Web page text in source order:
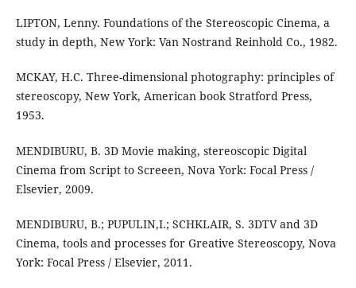
LIPTON, Lenny. Foundations of the Stereoscopic Cinema, a
study in depth, New York: Van Nostrand Reinhold Co., 1982.
MCKAY, H.C. Three-dimensional photography: principles of
stereoscopy, New York, American book Stratford Press,
1953.
MENDIBURU, B. 3D Movie making, stereoscopic Digital
Cinema from Script to Screeen, Nova York: Focal Press /
Elsevier, 2009.
MENDIBURU, B.; PUPULIN,I.; SCHKLAIR, S. 3DTV and 3D
Cinema, tools and processes for Greative Stereoscopy, Nova
York: Focal Press / Elsevier, 2011.